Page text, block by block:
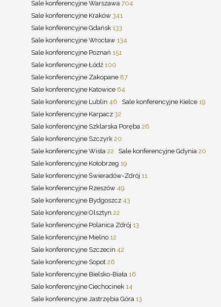
Sale konferencyjne Warszawa 704
Sale konferencyjne Kraków 341
Sale konferencyjne Gdańsk 133
Sale konferencyjne Wrocław 134
Sale konferencyjne Poznań 151
Sale konferencyjne Łódź 100
Sale konferencyjne Zakopane 87
Sale konferencyjne Katowice 64
Sale konferencyjne Lublin 46 Sale konferencyjne Kielce 19
Sale konferencyjne Karpacz 32
Sale konferencyjne Szklarska Poręba 26
Sale konferencyjne Szczyrk 20
Sale konferencyjne Wisła 22 Sale konferencyjne Gdynia 20
Sale konferencyjne Kołobrzeg 19
Sale konferencyjne Świeradów-Zdrój 11
Sale konferencyjne Rzeszów 49
Sale konferencyjne Bydgoszcz 43
Sale konferencyjne Olsztyn 22
Sale konferencyjne Polanica Zdrój 13
Sale konferencyjne Mielno 12
Sale konferencyjne Szczecin 42
Sale konferencyjne Sopot 26
Sale konferencyjne Bielsko-Biała 16
Sale konferencyjne Ciechocinek 14
Sale konferencyjne Jastrzębia Góra 13